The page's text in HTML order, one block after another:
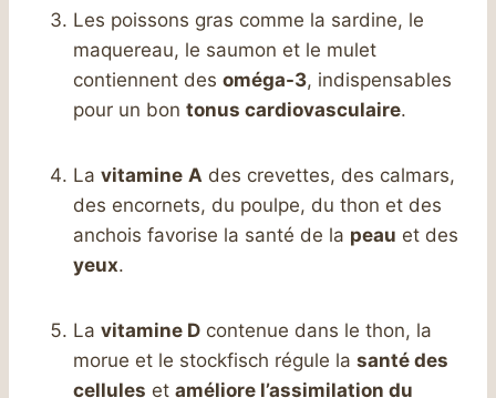
Les poissons gras comme la sardine, le
maquereau, le saumon et le mulet
contiennent des oméga-3, indispensables
pour un bon tonus cardiovasculaire.
La vitamine A des crevettes, des calmars,
des encornets, du poulpe, du thon et des
anchois favorise la santé de la peau et des
yeux.
La vitamine D contenue dans le thon, la
morue et le stockfisch régule la santé des
cellules et améliore l’assimilation du